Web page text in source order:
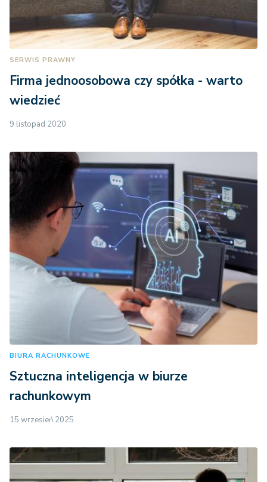
SERWIS PRAWNY
Firma jednoosobowa czy spółka - warto
wiedzieć
9 listopad 2020
BIURA RACHUNKOWE
Sztuczna inteligencja w biurze
rachunkowym
15 wrzesień 2025